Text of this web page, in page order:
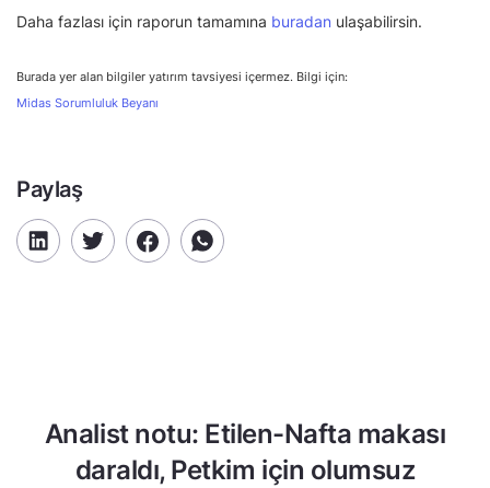
Daha fazlası için raporun tamamına buradan ulaşabilirsin.
Burada yer alan bilgiler yatırım tavsiyesi içermez. Bilgi için:
Midas Sorumluluk Beyanı
Paylaş
Analist notu: Etilen-Nafta makası
daraldı, Petkim için olumsuz